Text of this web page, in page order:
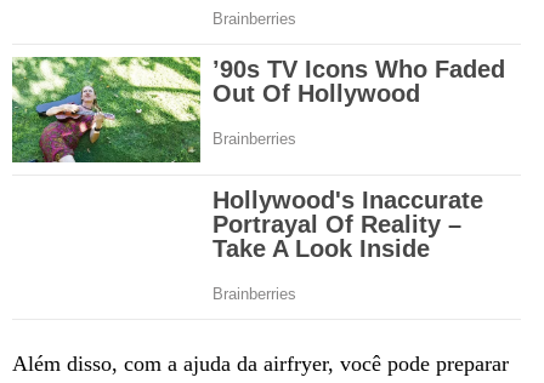
Além disso, com a ajuda da airfryer, você pode preparar